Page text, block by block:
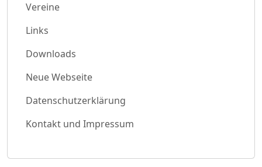
Vereine
Links
Downloads
Neue Webseite
Datenschutzerklärung
Kontakt und Impressum